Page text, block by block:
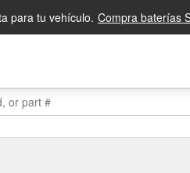
para tu vehículo. Compra baterías